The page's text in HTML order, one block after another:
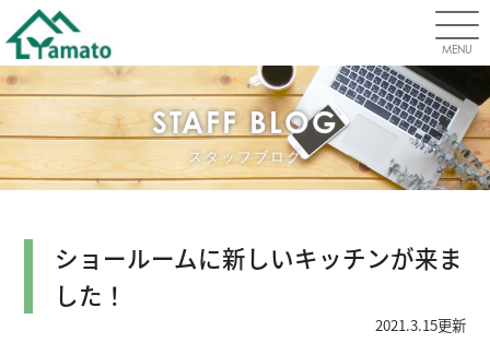
MENU
STAFF BLOG
スタッフブログ
ショールームに新しいキッチンが来ま
した！
2021.3.15更新